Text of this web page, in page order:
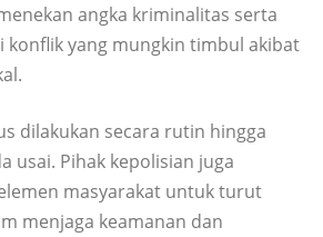
angka kriminalitas serta
konflik yang mungkin timbul akibat
dilakukan secara rutin hingga
usai. Pihak kepolisian juga
masyarakat untuk turut
menjaga keamanan dan